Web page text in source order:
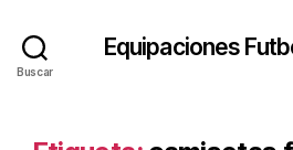
Buscar
Equipaciones